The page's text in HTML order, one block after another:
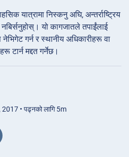
यात्रामा निस्कनु अघि, अन्तर्राष्ट्रिय
यो कागजातले तपाईंलाई
गर्न र स्थानीय अधिकारीहरू वा
टार्न मद्दत गर्नेछ।
• पढ्नको लागि 5m